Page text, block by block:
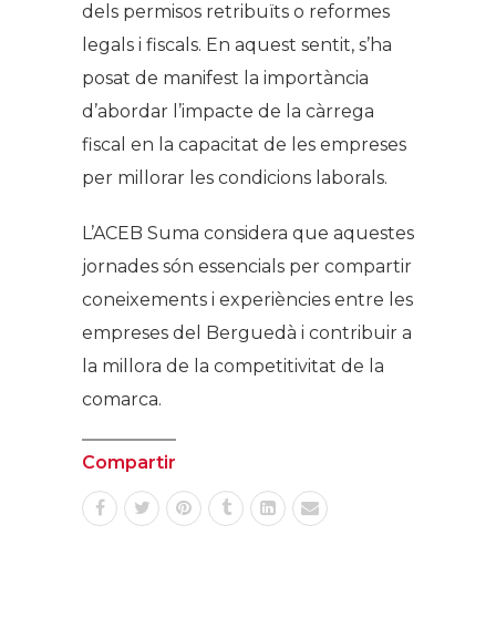
dels permisos retribuïts o reformes
legals i fiscals. En aquest sentit, s’ha
posat de manifest la importància
d’abordar l’impacte de la càrrega
fiscal en la capacitat de les empreses
per millorar les condicions laborals.
L’ACEB Suma considera que aquestes
jornades són essencials per compartir
coneixements i experiències entre les
empreses del Berguedà i contribuir a
la millora de la competitivitat de la
comarca.
Compartir